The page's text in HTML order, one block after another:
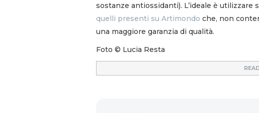
sostanze antiossidanti). L’ideale è
quelli presenti su Artimondo che, non
una maggiore garanzia di qualità.
Foto © Lucia Resta